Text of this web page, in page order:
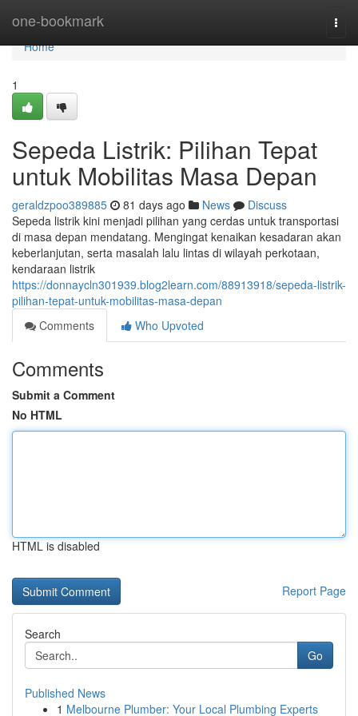
one-bookmark
Home
Home
1
Sepeda Listrik: Pilihan Tepat
untuk Mobilitas Masa Depan
geraldzpoo389885 81 days ago News
Discuss
Sepeda listrik kini menjadi pilihan yang cerdas untuk transportasi
di masa depan mendatang. Mengingat kenaikan kesadaran akan
keberlanjutan, serta masalah lalu lintas di wilayah perkotaan,
kendaraan listrik
https://donnaycln301939.blog2learn.com/88913918/sepeda-listrik-
pilihan-tepat-untuk-mobilitas-masa-depan
Comments
Who Upvoted
Comments
Submit a Comment
No HTML
HTML is disabled
Report Page
Search
Go
Published News
1 Melbourne Plumber: Your Local Plumbing Experts